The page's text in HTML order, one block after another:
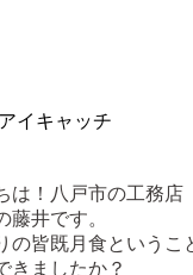
は！八戸市の工務店
井です。
の皆既月食というこ
きましたか？